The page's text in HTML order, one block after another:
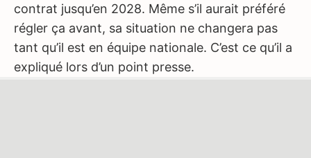
contrat jusqu’en 2028. Même s’il aurait préféré
régler ça avant, sa situation ne changera pas
tant qu’il est en équipe nationale. C’est ce qu’il a
expliqué lors d’un point presse.